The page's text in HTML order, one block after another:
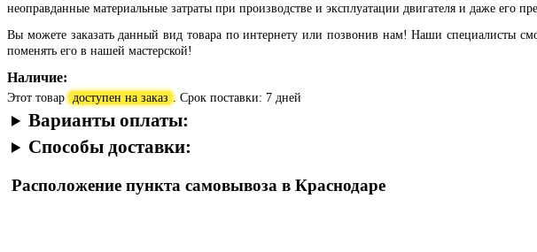
неоправданные материальные затраты при производстве и эксплуатации двигателя и даже его
Вы можете заказать данный вид товара по интернету или позвонив нам! Наши специалисты
поменять его в нашей мастерской!
Наличие:
Этот товар доступен на заказ . Срок поставки: 7 дней
Варианты оплаты:
Способы доставки:
Расположение пункта самовывоза в Краснодаре